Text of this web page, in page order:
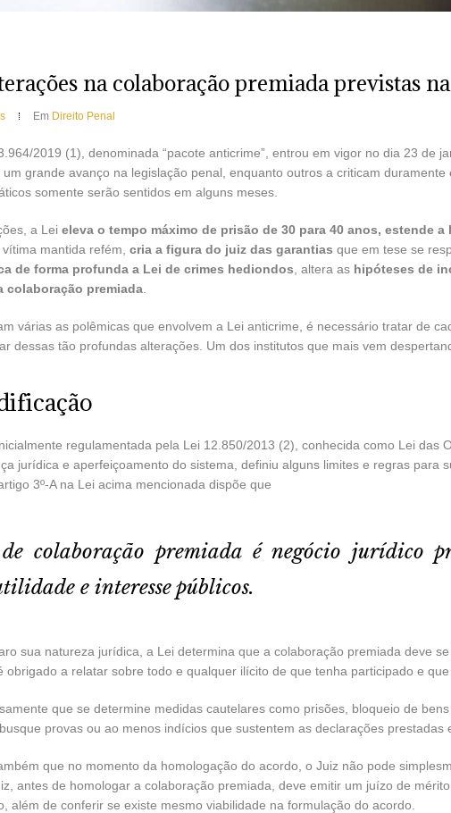
na colaboração premiada previstas
Em Direito Penal
2019 (1), denominada “pacote anticrime”, entrou em vigor no dia 23 de
grande avanço na legislação penal, enquanto outros a criticam
somente serão sentidos em alguns meses.
a Lei eleva o tempo máximo de prisão de 30 para 40 anos, estende
mantida refém, cria a figura do juiz das garantias que em tese se
de forma profunda a Lei de crimes hediondos , altera as hipóteses de
premiada
várias as polêmicas que envolvem a Lei anticrime, é necessário tratar de
dessas tão profundas alterações. Um dos institutos que mais vem
regulamentada pela Lei 12.850/2013 (2), conhecida como Lei das
jurídica e aperfeiçoamento do sistema, definiu alguns limites e regras para
3º-A na Lei acima mencionada dispõe que
colaboração premiada é negócio jurídico
e interesse públicos.
sua natureza jurídica, a Lei determina que a colaboração premiada deve
obrigado a relatar sobre todo e qualquer ilícito de que tenha participado e
que se determine medidas cautelares como prisões, bloqueio de
provas ou ao menos indícios que sustentem as declarações prestadas
que no momento da homologação do acordo, o Juiz não pode
antes de homologar a colaboração premiada, deve emitir um juízo de
além de conferir se existe mesmo viabilidade na formulação do acordo.